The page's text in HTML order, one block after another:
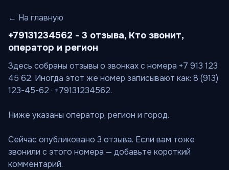
← На главную
+79131234562 - 3 отзыва, Кто звонит,
оператор и регион
Здесь собраны отзывы о звонках с номера +7 913 123
45 62. Иногда этот же номер записывают как: 8 (913)
123-45-62 · +79131234562.
Ниже указаны оператор, регион и город.
Сейчас опубликовано 3 отзыва. Если вам тоже
звонили с этого номера — добавьте короткий
комментарий.